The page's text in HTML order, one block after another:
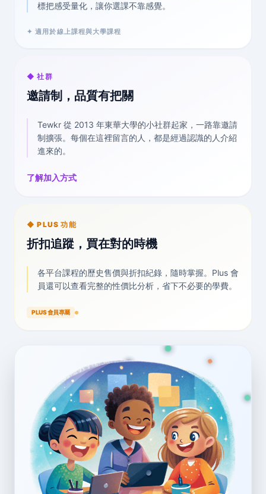
標把感受量化，讓你選課不靠感覺。
✦ 適用於線上課程與大學課程
◆ 社群
邀請制，品質有把關
Tewkr 從 2013 年東華大學的小社群起家，一路靠邀請
制擴張。每個在這裡留言的人，都是經過認識的人介紹
進來的。
了解加入方式
◆ PLUS 功能
折扣追蹤，買在對的時機
各平台課程的歷史售價與折扣紀錄，隨時掌握。Plus 會
員還可以查看完整的性價比分析，省下不必要的學費。
PLUS 會員專屬